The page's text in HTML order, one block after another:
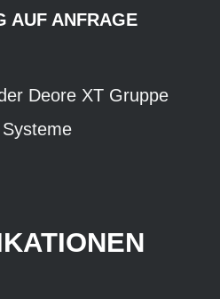
AUF ANFRAGE
Deore XT Gruppe